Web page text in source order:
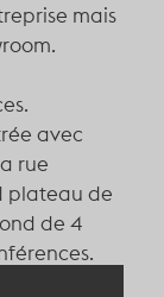
mais
avec
rue
plateau de
de 4